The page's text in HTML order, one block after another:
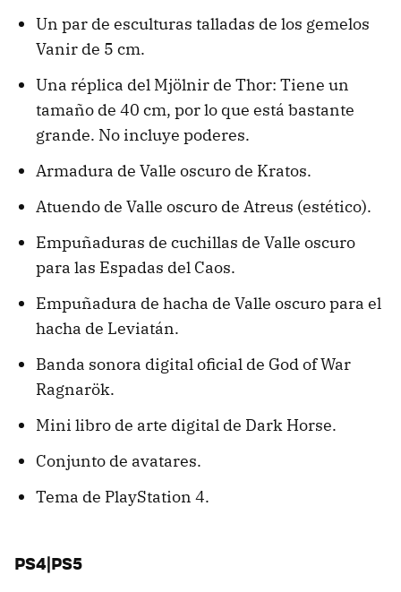
Un par de esculturas talladas de los gemelos
Vanir de 5 cm.
Una réplica del Mjölnir de Thor: Tiene un
tamaño de 40 cm, por lo que está bastante
grande. No incluye poderes.
Armadura de Valle oscuro de Kratos.
Atuendo de Valle oscuro de Atreus (estético).
Empuñaduras de cuchillas de Valle oscuro
para las Espadas del Caos.
Empuñadura de hacha de Valle oscuro para el
hacha de Leviatán.
Banda sonora digital oficial de God of War
Ragnarök.
Mini libro de arte digital de Dark Horse.
Conjunto de avatares.
Tema de PlayStation 4.
PS4|PS5